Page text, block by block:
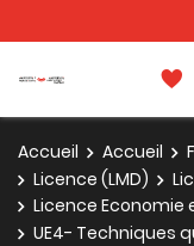
Accueil Accueil
Licence (LMD)
Licence Economie
UE4- Techniques